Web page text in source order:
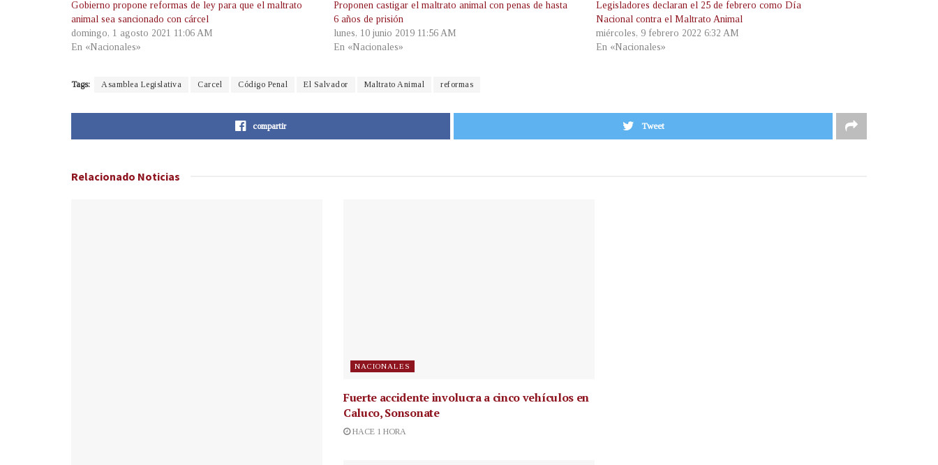
Gobierno propone reformas de ley para que el maltrato
animal sea sancionado con cárcel
domingo, 1 agosto 2021 11:06 AM
En «Nacionales»
Proponen castigar el maltrato animal con penas de hasta
6 años de prisión
lunes, 10 junio 2019 11:56 AM
En «Nacionales»
Legisladores declaran el 25 de febrero como Día
Nacional contra el Maltrato Animal
miércoles, 9 febrero 2022 6:32 AM
En «Nacionales»
Tags: Asamblea Legislativa Carcel Código Penal El Salvador Maltrato Animal reformas
compartir Tweet
Relacionado Noticias
NACIONALES
Fuerte accidente involucra a cinco vehículos en
Caluco, Sonsonate
HACE 1 HORA